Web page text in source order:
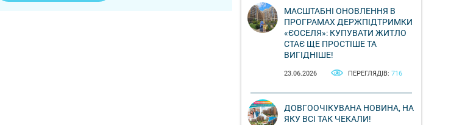
МАСШТАБНІ ОНОВЛЕННЯ В
ПРОГРАМАХ ДЕРЖПІДТРИМКИ
«ЄОСЕЛЯ»: КУПУВАТИ ЖИТЛО
СТАЄ ЩЕ ПРОСТІШЕ ТА
ВИГІДНІШЕ!
23.06.2026 ПЕРЕГЛЯДІВ: 716
ДОВГООЧІКУВАНА НОВИНА, НА
ЯКУ ВСІ ТАК ЧЕКАЛИ!